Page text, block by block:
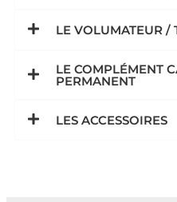
LE VOLUMATEUR /
LE COMPLÉMENT
PERMANENT
LES ACCESSOIRES